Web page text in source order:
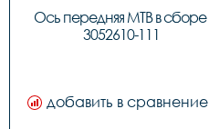
Ось передняя МТВ в сборе
3052610-111
добавить в сравнение